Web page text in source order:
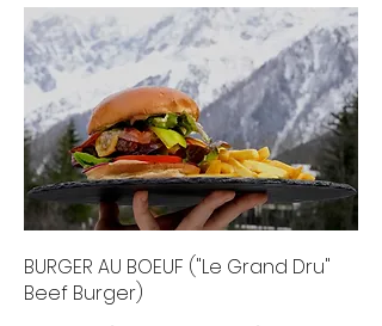
BURGER AU BOEUF ("Le Grand Dru"
Beef Burger)